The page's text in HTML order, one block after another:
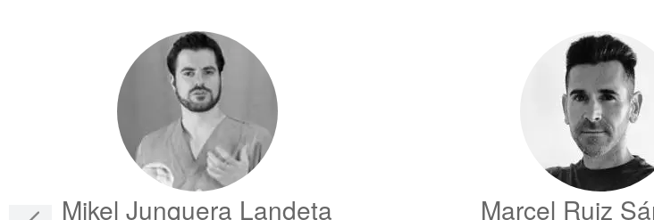
Mikel Junquera Landeta Marcel Ruiz